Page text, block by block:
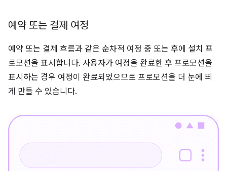
예약 또는 결제 여정
예약 또는 결제 흐름과 같은 순차적 여정 중 또는 후에 설치 프
로모션을 표시합니다. 사용자가 여정을 완료한 후 프로모션을
표시하는 경우 여정이 완료되었으므로 프로모션을 더 눈에 띄
게 만들 수 있습니다.